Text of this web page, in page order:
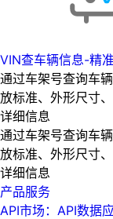
VIN查车辆信息-精
通过车架号查询车
放标准、外形尺寸
详细信息
通过车架号查询车
放标准、外形尺寸
详细信息
产品服务
API市场：API数据